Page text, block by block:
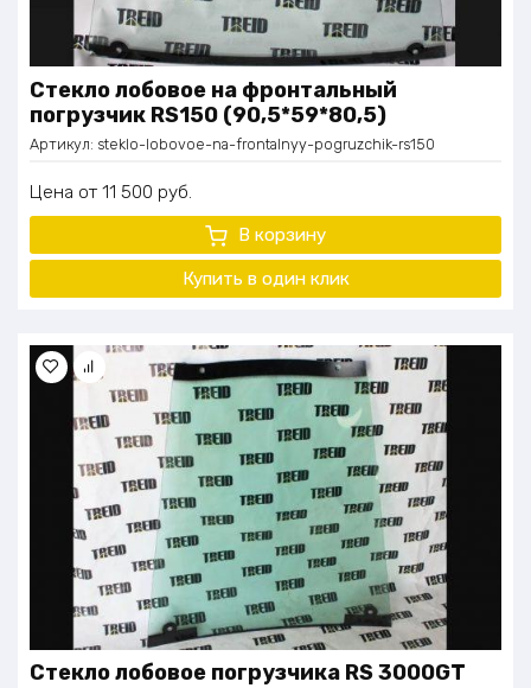
Стекло лобовое на фронтальный
погрузчик RS150 (90,5*59*80,5)
Артикул: steklo-lobovoe-na-frontalnyy-pogruzchik-rs150
Цена 11 500 руб.
В корзину
Купить в один клик
Стекло лобовое погрузчика RS 3000GT